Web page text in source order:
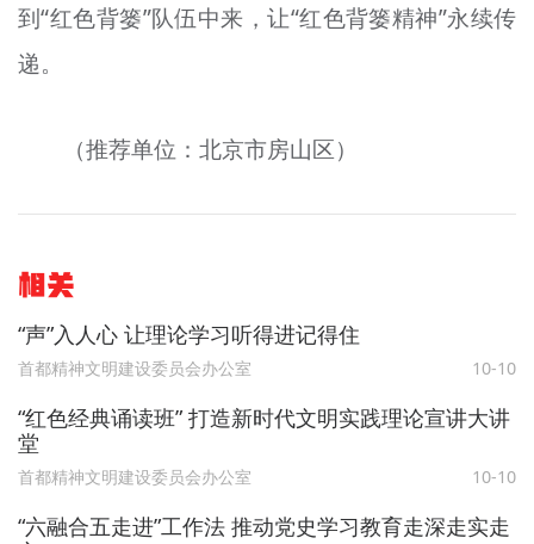
到“红色背篓”队伍中来，让“红色背篓精神”永续传
递。
（推荐单位：北京市房山区）
相关
“声”入人心 让理论学习听得进记得住
首都精神文明建设委员会办公室 10-10
“红色经典诵读班” 打造新时代文明实践理论宣讲大讲
堂
首都精神文明建设委员会办公室 10-10
“六融合五走进”工作法 推动党史学习教育走深走实走